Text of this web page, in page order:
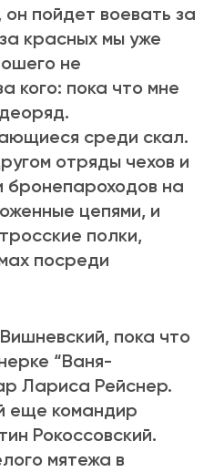
пойдет воевать за
красных мы уже
не
кого: пока что мне
среди скал.
отряды чехов и
бронепароходов на
цепями, и
полки,
посреди
пока что
“Ваня-
Лариса Рейснер.
еще командир
Рокоссовский.
мятежа в